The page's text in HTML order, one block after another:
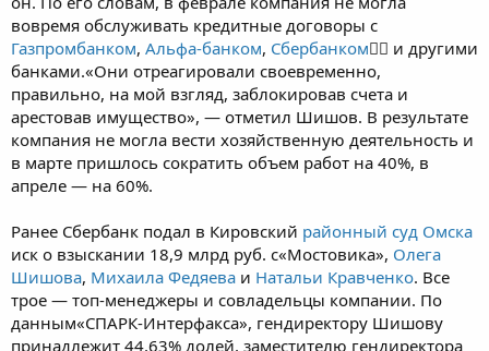
вовремя обслуживать кредитные договоры с
Газпромбанком, Альфа-банком, Сбербанком и другими
банками.«Они отреагировали своевременно,
правильно, на мой взгляд, заблокировав счета и
арестовав имущество», — отметил Шишов. В результате
компания не могла вести хозяйственную деятельность и
в марте пришлось сократить объем работ на 40%, в
апреле — на 60%.
Ранее Сбербанк подал в Кировский районный суд Омска
иск о взыскании 18,9 млрд руб. с«Мостовика», Олега
Шишова, Михаила Федяева и Натальи Кравченко. Все
трое — топ-менеджеры и совладельцы компании. По
данным«СПАРК-Интерфакса», гендиректору Шишову
принадлежит 44,63% долей, заместителю гендиректора